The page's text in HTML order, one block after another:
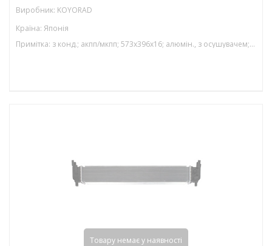
Виробник: KOYORAD
Країна: Японія
Примітка: з конд.; акпп/мкпп; 573x396x16; алюмін., з осушувачем; (1.2 tfsi/1.4 tfsi/1.8 tfsi/2.0 tdi/2.0 tfsi/1.0 tfsi/1.4 tsi/1.5 tfs
Товару немає у наявності